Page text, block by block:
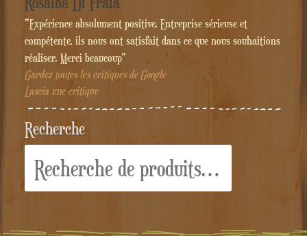
"Expérience absolument positive. Entreprise sérieuse et
compétente, ils nous ont satisfait dans ce que nous souhaitions
réaliser. Merci beaucoup"
Gardez toutes les critiques de Google
Lascia une critique
Recherche
pour :